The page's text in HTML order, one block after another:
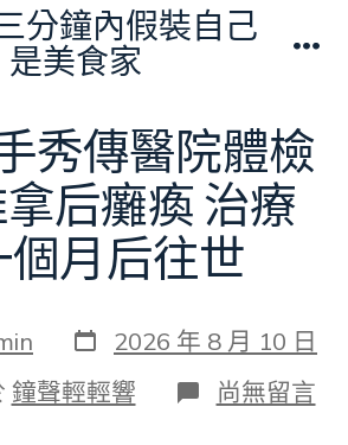
分鐘內假裝自己
是美食家
秀傳醫院體檢
后癱瘓 治療
個月后往世
發
表
日
期
2026 年 8 月 10 日
鐘聲輕輕響 在
〈泰
尚無留言